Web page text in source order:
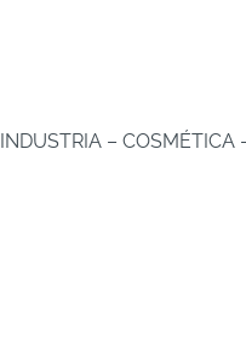
INDUSTRIA – COSMÉTICA